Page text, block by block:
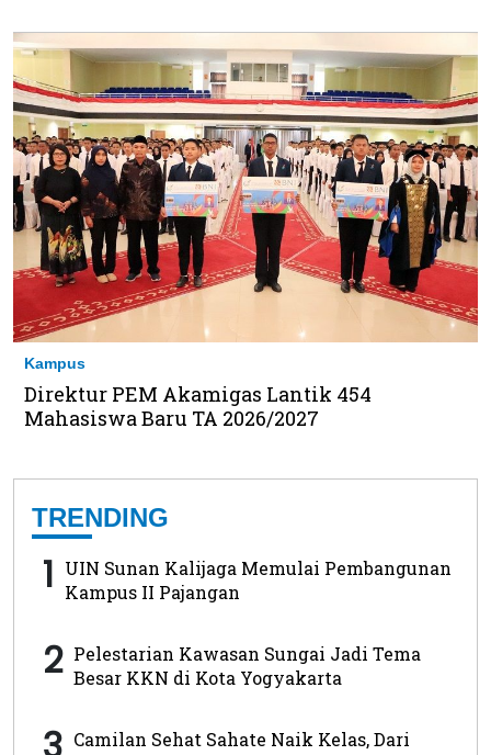
Kampus
Direktur PEM Akamigas Lantik 454
Mahasiswa Baru TA 2026/2027
TRENDING
1 UIN Sunan Kalijaga Memulai Pembangunan
Kampus II Pajangan
2 Pelestarian Kawasan Sungai Jadi Tema
Besar KKN di Kota Yogyakarta
Camilan Sehat Sahate Naik Kelas, Dari